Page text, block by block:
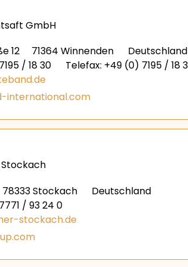
GmbH
12
71364 Winnenden
Deutschland
/ 18 30
Telefax: +49 (0) 7195 / 18
international.com
Stockach
78333 Stockach
Deutschland
/ 93 24 0
stockach.de